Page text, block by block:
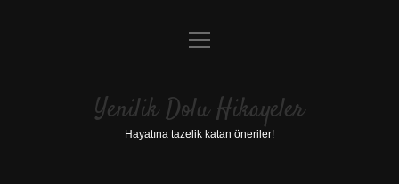
Anasayfa
Yasal Uyarı
menüyü
Yenilik Dolu Hikayeler
Hayatına tazelik katan öneriler!